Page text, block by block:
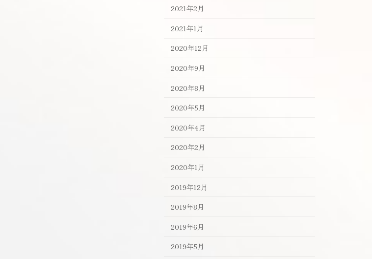
2021年2月
2021年1月
2020年12月
2020年9月
2020年8月
2020年5月
2020年4月
2020年2月
2020年1月
2019年12月
2019年8月
2019年6月
2019年5月